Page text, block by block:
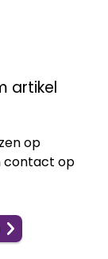
artikel
op
contact op